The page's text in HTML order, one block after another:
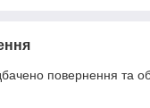
повернення та